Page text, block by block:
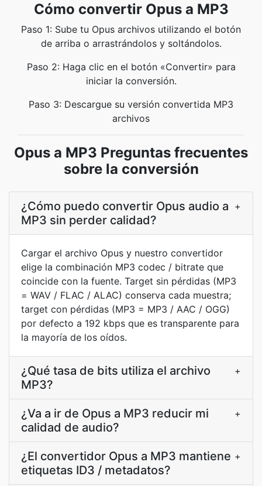
Cómo convertir Opus a MP3
Paso 1: Sube tu Opus archivos utilizando el botón
de arriba o arrastrándolos y soltándolos.
Paso 2: Haga clic en el botón «Convertir» para
iniciar la conversión.
Paso 3: Descargue su versión convertida MP3
archivos
Opus a MP3 Preguntas frecuentes
sobre la conversión
¿Cómo puedo convertir Opus audio a
MP3 sin perder calidad?
+
Cargar el archivo Opus y nuestro convertidor
elige la combinación MP3 codec / bitrate que
coincide con la fuente. Target sin pérdidas (MP3
= WAV / FLAC / ALAC) conserva cada muestra;
target con pérdidas (MP3 = MP3 / AAC / OGG)
por defecto a 192 kbps que es transparente para
la mayoría de los oídos.
¿Qué tasa de bits utiliza el archivo
MP3?
+
¿Va a ir de Opus a MP3 reducir mi
calidad de audio?
+
¿El convertidor Opus a MP3 mantiene
etiquetas ID3 / metadatos?
+